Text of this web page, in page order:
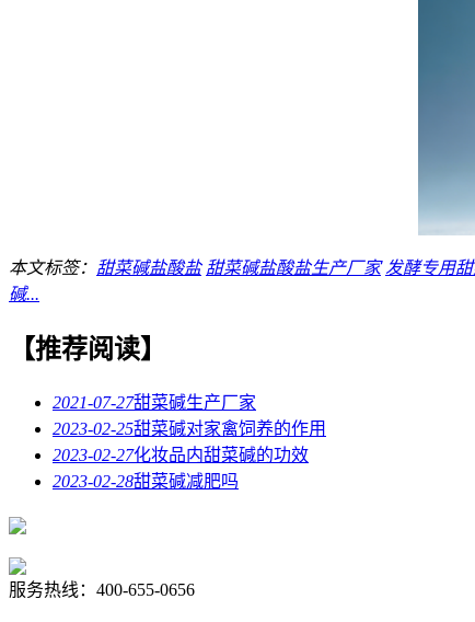
本文标签： 甜菜碱盐酸盐 甜菜碱盐酸盐生产厂家 发酵专用
碱...
【推荐阅读】
2021-07-27甜菜碱生产厂家
2023-02-25甜菜碱对家禽饲养的作用
2023-02-27化妆品内甜菜碱的功效
2023-02-28甜菜碱减肥吗
服务热线： 400-655-0656